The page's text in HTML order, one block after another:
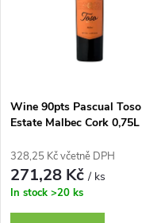
Wine 90pts Pascual Toso
Estate Malbec Cork 0,75L
328,25 Kč včetně DPH
271,28 Kč/ ks
In stock >20 ks